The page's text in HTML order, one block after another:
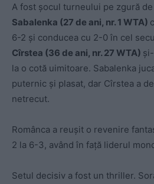
A fost șocul turneului pe zgură de
Sabalenka (27 de ani, nr. 1 WTA)
6-2 și conducea cu 2-0 în cel
Cîrstea (36 de ani, nr. 27 WTA)
la o cotă uimitoare. Sabalenka
puternic și plasat, dar Cîrstea a
netrecut.
Românca a reușit o revenire
2 la 6-3, având în față liderul
Setul decisiv a fost un thriller.